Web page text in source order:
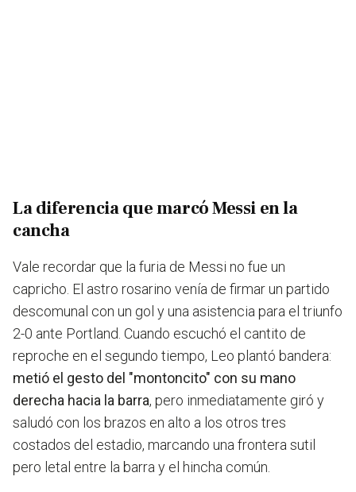
La diferencia que marcó Messi en la
cancha
Vale recordar que la furia de Messi no fue un
capricho. El astro rosarino venía de firmar un partido
descomunal con un gol y una asistencia para el triunfo
2-0 ante Portland. Cuando escuchó el cantito de
reproche en el segundo tiempo, Leo plantó bandera:
metió el gesto del "montoncito" con su mano
derecha hacia la barra, pero inmediatamente giró y
saludó con los brazos en alto a los otros tres
costados del estadio, marcando una frontera sutil
pero letal entre la barra y el hincha común.